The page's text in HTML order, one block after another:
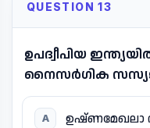
QUESTION 13
ഉപദ്വീപിയ
നൈസർഗിക
A ഉഷ്ണമേഖലാ